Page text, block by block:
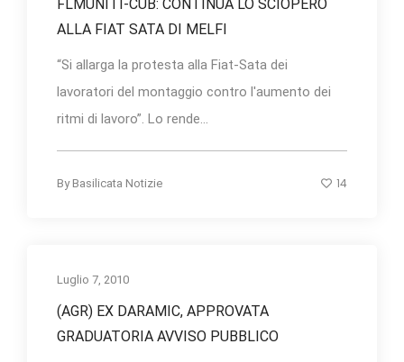
FLMUNITI-CUB: CONTINUA LO SCIOPERO
ALLA FIAT SATA DI MELFI
“Si allarga la protesta alla Fiat-Sata dei
lavoratori del montaggio contro l'aumento dei
ritmi di lavoro”. Lo rende...
By Basilicata Notizie 14
Luglio 7, 2010
(AGR) EX DARAMIC, APPROVATA
GRADUATORIA AVVISO PUBBLICO